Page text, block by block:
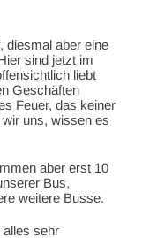
diesmal aber eine
sind jetzt im
liebt
Geschäften
Feuer, das keiner
uns, wissen es
aber erst 10
Bus,
weitere Busse.
alles sehr